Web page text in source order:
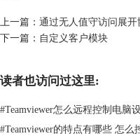
上一篇： 通过无人值守访问展开
下一篇： 自定义客户模块
读者也访问过这里:
#Teamviewer怎么远程控制电脑
#Teamviewer的特点有哪些 怎么